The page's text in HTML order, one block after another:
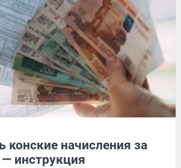
конские начисления за
инструкция